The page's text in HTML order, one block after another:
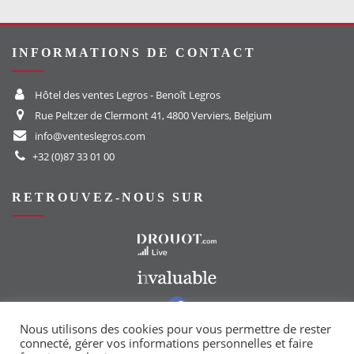
INFORMATIONS DE CONTACT
Hôtel des ventes Legros - Benoît Legros
Rue Peltzer de Clermont 41, 4800 Verviers, Belgium
info@venteslegros.com
+32 (0)87 33 01 00
RETROUVEZ-NOUS SUR
Vers notre groupe Facebook
Nous utilisons des cookies pour vous permettre de rester
connecté, gérer vos informations personnelles et faire